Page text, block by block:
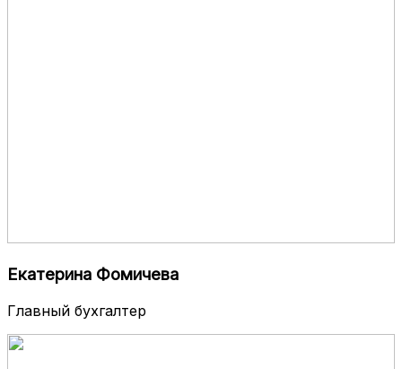
Екатерина Фомичева
Главный бухгалтер